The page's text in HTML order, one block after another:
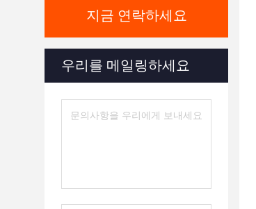
지금 연락하세요
우리를 메일링하세요